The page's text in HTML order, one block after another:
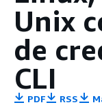
Unix
de
CLI
PDF RSS